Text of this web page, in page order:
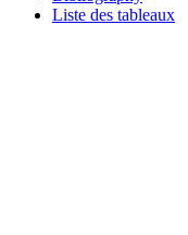
Liste des tableaux